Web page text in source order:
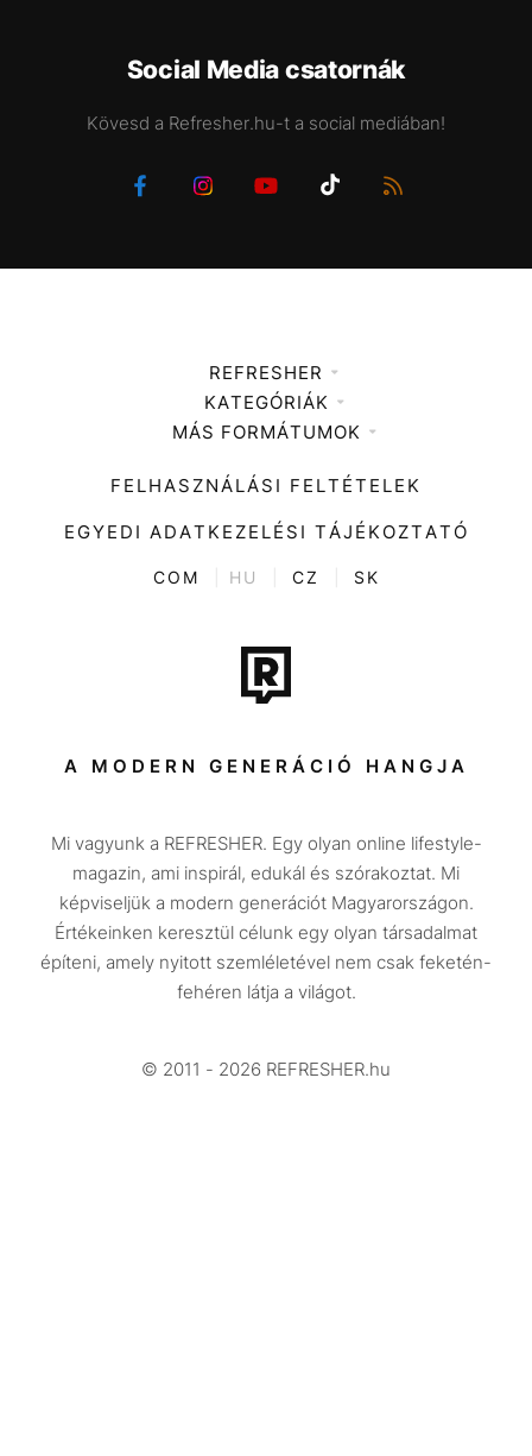
Social Media csatornák
Kövesd a Refresher.hu-t a social mediában!
REFRESHER
Médiaajánlat
KATEGÓRIÁK
Zene
Divat
Kultúra
ENTR
Tech-Tudomány
Sport
Társadalom
Utazás
Életmód
Design
Beszélgetések
Videó
MÁS FORMÁTUMOK
FELHASZNÁLÁSI FELTÉTELEK
EGYEDI ADATKEZELÉSI TÁJÉKOZTATÓ
COM HU CZ SK
A MODERN GENERÁCIÓ HANGJA
Mi vagyunk a REFRESHER. Egy olyan online lifestyle-
magazin, ami inspirál, edukál és szórakoztat. Mi
képviseljük a modern generációt Magyarországon.
Értékeinken keresztül célunk egy olyan társadalmat
építeni, amely nyitott szemléletével nem csak feketén-
fehéren látja a világot.
© 2011 - 2026 REFRESHER.hu